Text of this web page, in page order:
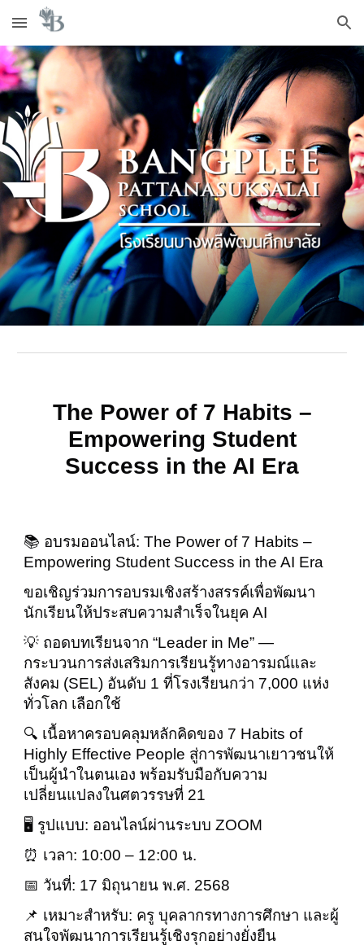
Skip to main content Skip to navigation
The Power of 7 Habits –
Empowering Student
Success in the AI Era
📚 อบรมออนไลน์: The Power of 7 Habits –
Empowering Student Success in the AI Era
ขอเชิญร่วมการอบรมเชิงสร้างสรรค์เพื่อพัฒนา
นักเรียนให้ประสบความสำเร็จในยุค AI
💡 ถอดบทเรียนจาก “Leader in Me” —
กระบวนการส่งเสริมการเรียนรู้ทางอารมณ์และ
สังคม (SEL) อันดับ 1 ที่โรงเรียนกว่า 7,000 แห่ง
ทั่วโลก เลือกใช้
🔍 เนื้อหาครอบคลุมหลักคิดของ 7 Habits of
Highly Effective People สู่การพัฒนาเยาวชนให้
เป็นผู้นำในตนเอง พร้อมรับมือกับความ
เปลี่ยนแปลงในศตวรรษที่ 21
🖥️ รูปแบบ: ออนไลน์ผ่านระบบ ZOOM
⏰ เวลา: 10:00 – 12:00 น.
📅 วันที่: 17 มิถุนายน พ.ศ. 2568
📌 เหมาะสำหรับ: ครู บุคลากรทางการศึกษา และผู้
สนใจพัฒนาการเรียนรู้เชิงรุกอย่างยั่งยืน